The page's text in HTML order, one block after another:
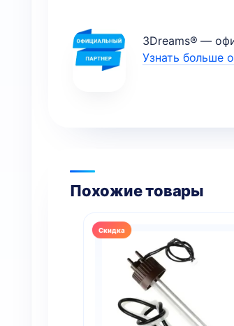
3Dreams® —
Узнать больше
Похожие товары